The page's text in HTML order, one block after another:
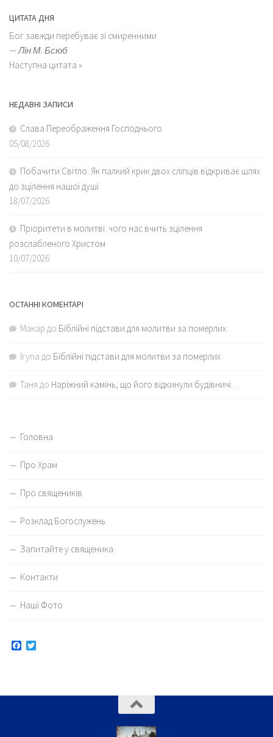
ЦИТАТА ДНЯ
Бог завжди перебуває зі смиренними
—Лін М. Бсюб
Наступна цитата »
НЕДАВНІ ЗАПИСИ
Слава Переображення Господнього
05/08/2026
Побачити Світло: Як палкий крик двох сліпців відкриває шлях
до зцілення нашої душі
18/07/2026
Пріоритети в молитві: чого нас вчить зцілення
розслабленого Христом
10/07/2026
ОСТАННІ КОМЕНТАРІ
Макар до Біблійні підстави для молитви за померлих
Iryna до Біблійні підстави для молитви за померлих
Таня до Наріжний камінь, що його відкинули будівничі…
Головна
Про Храм
Про священиків
Розклад Богослужень
Запитайте у священика
Контакти
Наші Фото
Facebook